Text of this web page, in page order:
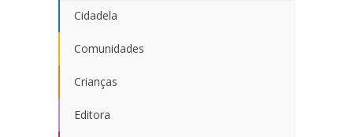
Cidadela
Comunidades
Crianças
Editora